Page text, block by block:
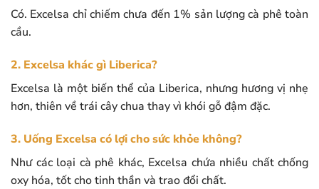
Có. Excelsa chỉ chiếm chưa đến 1% sản lượng cà phê toàn
cầu.
2. Excelsa khác gì Liberica?
Excelsa là một biến thể của Liberica, nhưng hương vị nhẹ
hơn, thiên về trái cây chua thay vì khói gỗ đậm đặc.
3. Uống Excelsa có lợi cho sức khỏe không?
Như các loại cà phê khác, Excelsa chứa nhiều chất chống
oxy hóa, tốt cho tinh thần và trao đổi chất.